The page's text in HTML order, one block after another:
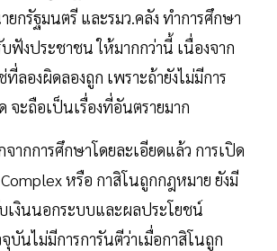
ยกรัฐมนตรี และรมว.คลัง ทำการศึกษา
ฟังประชาชน ให้มากกว่านี้ เนื่องจาก
ลองผิดลองถูก เพราะถ้ายังไม่มีการ
จะถือเป็นเรื่องที่อันตรายมาก
ากการศึกษาโดยละเอียดแล้ว การเปิด
หรือ กาสิโนถูกกฎหมาย ยังมี
บเงินนอกระบบและผลประโยชน์
นไม่มีการการันตีว่าเมื่อกาสิโนถูก